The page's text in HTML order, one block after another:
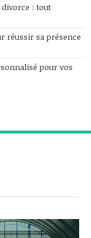
divorce : tout
réussir sa présence
pour vos